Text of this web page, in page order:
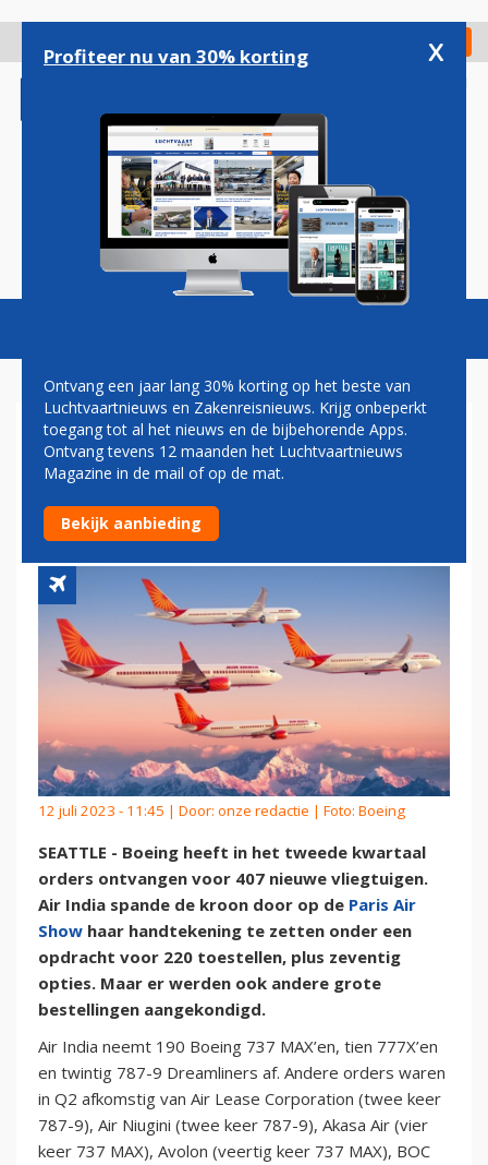
gaan
Check in
Magazine Podcasts Vacatures
BOEING ZIET ORDERBOEK
VOLLOPEN DOOR PARIJSE
HANDTEKENINGEN
12 juli 2023 - 11:45 | Door: onze redactie | Foto: Boeing
SEATTLE - Boeing heeft in het tweede kwartaal
orders ontvangen voor 407 nieuwe vliegtuigen.
Air India spande de kroon door op de Paris Air
Show haar handtekening te zetten onder een
opdracht voor 220 toestellen, plus zeventig
opties. Maar er werden ook andere grote
bestellingen aangekondigd.
Air India neemt 190 Boeing 737 MAX’en, tien 777X’en
en twintig 787-9 Dreamliners af. Andere orders waren
in Q2 afkomstig van Air Lease Corporation (twee keer
787-9), Air Niugini (twee keer 787-9), Akasa Air (vier
keer 737 MAX), Avolon (veertig keer 737 MAX), BOC
Profiteer nu van 30% korting x
Ontvang een jaar lang 30% korting op het beste van
Luchtvaartnieuws en Zakenreisnieuws. Krijg onbeperkt
toegang tot al het nieuws en de bijbehorende Apps.
Ontvang tevens 12 maanden het Luchtvaartnieuws
Magazine in de mail of op de mat.
Bekijk aanbieding